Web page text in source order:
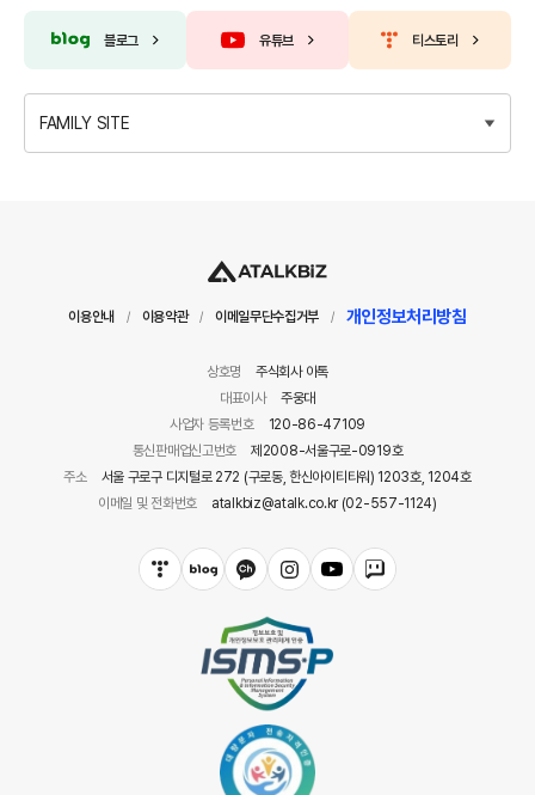
블로그 유튜브 티스토리
FAMILY SITE
이용안내 / 이용약관 / 이메일무단수집거부 / 개인정보처리방침
상호명
주식회사 아톡
대표이사
주웅대
사업자 등록번호
120-86-47109
통신판매업신고번호
제2008-서울구로-0919호
주소
서울 구로구 디지털로 272 (구로동, 한신아이티타워) 1203호, 1204호
이메일 및 전화번호
atalkbiz@atalk.co.kr (02-557-1124)